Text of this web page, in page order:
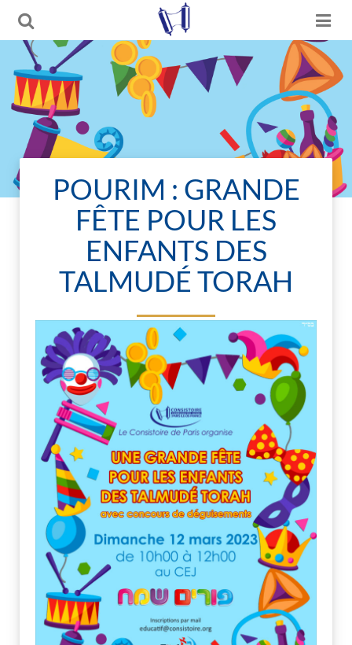
POURIM : GRANDE
FÊTE POUR LES
ENFANTS DES
TALMUDÉ TORAH